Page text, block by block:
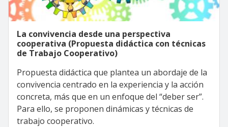
La convivencia desde una perspectiva
cooperativa (Propuesta didáctica con técnicas
de Trabajo Cooperativo)
Propuesta didáctica que plantea un abordaje de la
convivencia centrado en la experiencia y la acción
concreta, más que en un enfoque del “deber ser”.
Para ello, se proponen dinámicas y técnicas de
trabajo cooperativo.